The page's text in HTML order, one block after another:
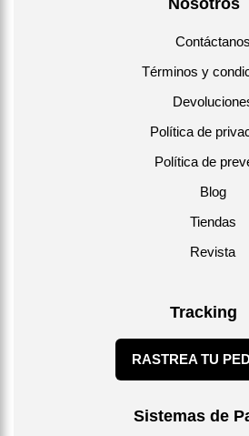
Contáctanos
Términos y
Política de
Política de
Blog
Tiendas
Revista
Tracking
RASTREA TU
Sistemas de